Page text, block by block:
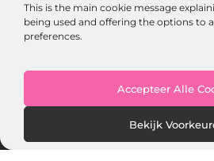
This is the main cookie message
being used and offering the options to
preferences.
Accepteer Alle
Bekijk
Website index
@2025 www.webverkenner.nl.